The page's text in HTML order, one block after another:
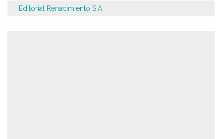
Editorial Renacimiento S.A.